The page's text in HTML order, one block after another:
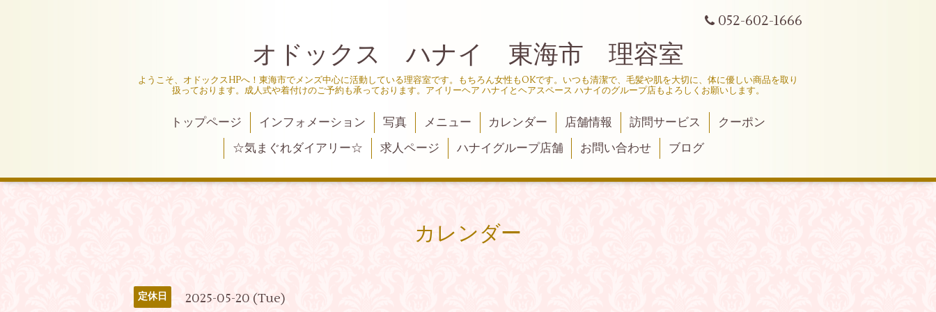
052-602-1666
オドックス ハナイ 東海市 理容室
ようこそ、オドックスHPへ！東海市でメンズ中心に活動している理容室です。もちろん女性もOKです。いつも清潔で、毛髪や肌を大切に、体に優しい商品を取り
扱っております。成人式や着付けのご予約も承っております。アイリーヘア ハナイとヘアスペース ハナイのグループ店もよろしくお願いします。
トップページ インフォメーション 写真 メニュー カレンダー 店舗情報 訪問サービス
クーポン
☆気まぐれダイアリー☆
求人ページ ハナイグループ店舗 お問い合わせ ブログ
カレンダー
定休日 2025-05-20 (Tue)